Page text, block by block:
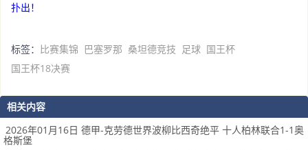
扑出！
标签： 比赛集锦 巴塞罗那 桑坦德竞技 足球 国王杯
国王杯18决赛
相关内容
2026年01月16日 德甲-克劳德世界波柳比西奇绝平 十人柏林联合1-1奥
格斯堡